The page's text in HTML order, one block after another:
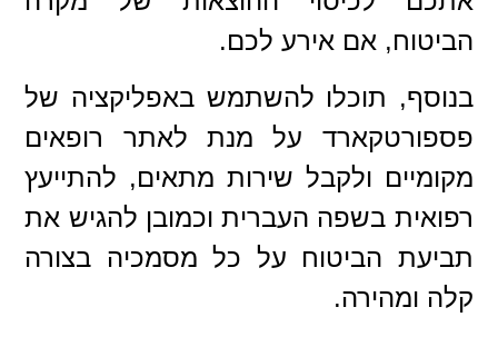
הביטוח, אם אירע לכם.
בנוסף, תוכלו להשתמש באפליקציה של
פספורטקארד על מנת לאתר רופאים
מקומיים ולקבל שירות מתאים, להתייעץ
רפואית בשפה העברית וכמובן להגיש את
תביעת הביטוח על כל מסמכיה בצורה
קלה ומהירה.